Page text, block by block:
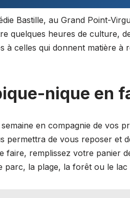
Bastille, au Grand Point-
quelques heures de culture,
à celles qui donnent matière
nique en
en compagnie de vos
permettra de vous reposer et
faire, remplissez votre panier
parc, la plage, la forêt ou le